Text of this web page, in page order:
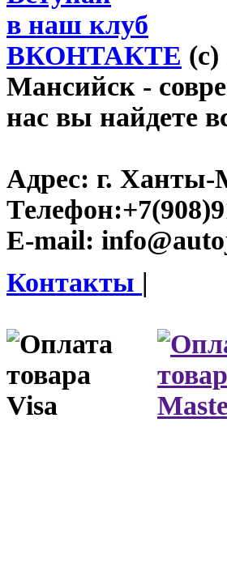
в наш клуб
ВКОНТАКТЕ (c)
Мансийск -
нас вы найдете
Адрес: г. Ханты-
Телефон:
E-mail:
Контакты |